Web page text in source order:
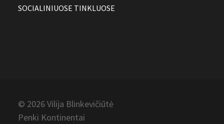
SOCIALINIUOSE TINKLUOSE
© 2026 Vilija Blinkevičiūtė
Penki Kontinentai